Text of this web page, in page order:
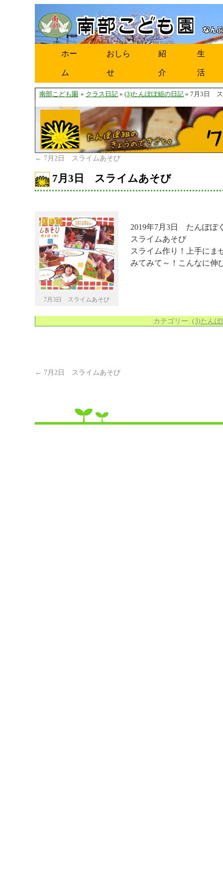
ホー
ム
おしら
せ
紹
介
生
活
南部こども園 » クラス日記 » (3)たんぽぽ組の日記 » 7月3日 ス
← 7月2日 スライムあそび
7月3日 スライムあそび
7月3日 スライムあそび
2019年7月3日 たんぽぽ
スライムあそび
スライム作り！上手にま
みてみて～！こんなに伸
カテゴリー: (3)たん
← 7月2日 スライムあそび